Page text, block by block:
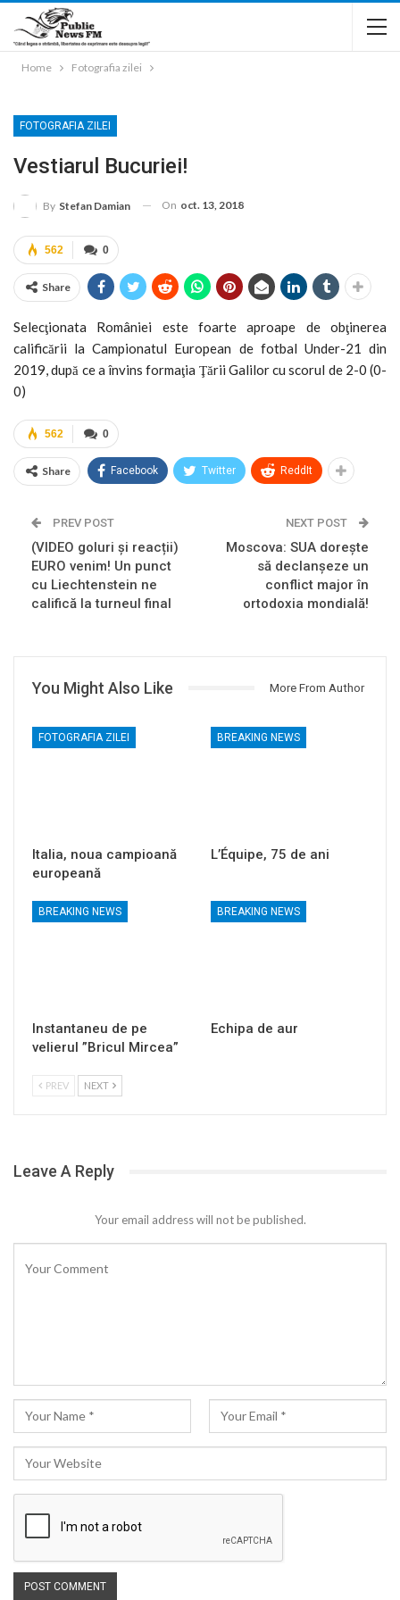
Home Fotografia zilei
FOTOGRAFIA ZILEI
Vestiarul Bucuriei!
By Stefan Damian On oct. 13, 2018
0
562
Share
Selecţionata României este foarte aproape de obţinerea
calificării la Campionatul European de fotbal Under-21 din
2019, după ce a învins formaţia Ţării Galilor cu scorul de 2-0 (0-
0)
0
562
Share Facebook Twitter ReddIt
PREV POST
(VIDEO goluri și reacții)
EURO venim! Un punct
cu Liechtenstein ne
califică la turneul final
NEXT POST
Moscova: SUA dorește
să declanșeze un
conflict major în
ortodoxia mondială!
You Might Also Like More From Author
FOTOGRAFIA ZILEI
Italia, noua campioană
europeană
BREAKING NEWS
L’Équipe, 75 de ani
BREAKING NEWS
Instantaneu de pe
velierul ”Bricul Mircea”
BREAKING NEWS
Echipa de aur
PREV NEXT
Leave A Reply
Your email address will not be published.